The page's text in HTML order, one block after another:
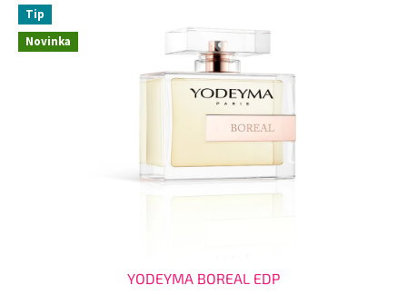
Novinka
Tip
YODEYMA BOREAL EDP